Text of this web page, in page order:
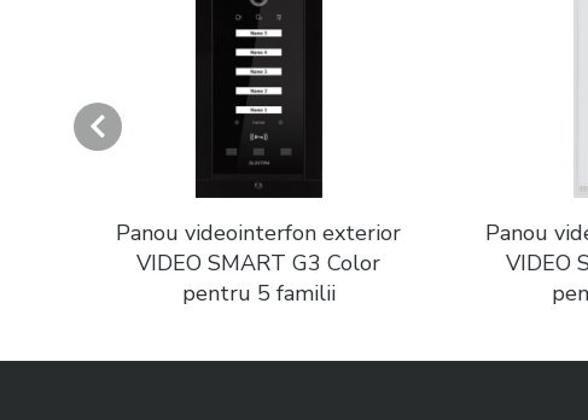
Panou videointerfon exterior
VIDEO SMART G3 Color
pentru 5 familii
Panou
VIDEO